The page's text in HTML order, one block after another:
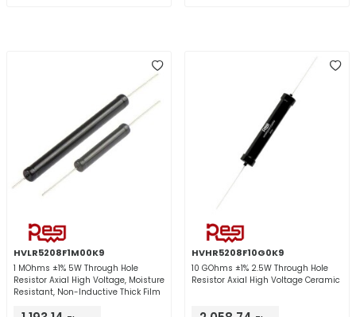
HVLR5208F1M00K9
1 MOhms ±1% 5W Through Hole
Resistor Axial High Voltage, Moisture
Resistant, Non-Inductive Thick Film
HVHR5208F10G0K9
10 GOhms ±1% 2.5W Through Hole
Resistor Axial High Voltage Ceramic